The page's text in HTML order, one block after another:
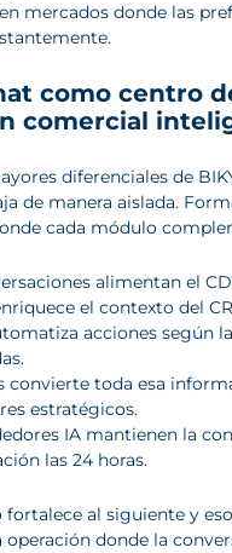
mercados donde las
como centro
comercial
diferenciales de
de manera aislada.
cada módulo
alimentan el
el contexto del
acciones según
convierte toda esa
estratégicos.
IA mantienen la
las 24 horas.
fortalece al siguiente y
donde la